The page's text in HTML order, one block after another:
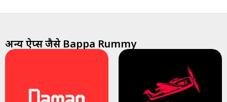
अन्य ऐप्स जैसे Bappa Rummy